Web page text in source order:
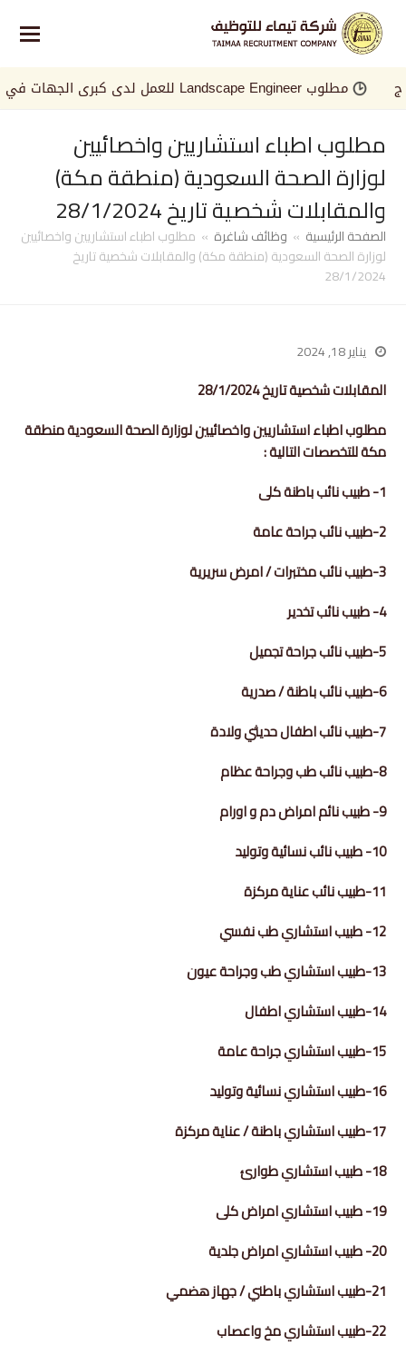
مطلوب Landscape Engineer للعمل لدى كبرى الجهات في الخليج
مطلوب اطباء استشاريين واخصائيين
لوزارة الصحة السعودية (منطقة مكة)
والمقابلات شخصية تاريخ 28/1/2024
الصفحة الرئيسية » وظائف شاغرة » مطلوب اطباء استشاريين واخصائيين
لوزارة الصحة السعودية (منطقة مكة) والمقابلات شخصية تاريخ
28/1/2024
يناير 18, 2024
المقابلات شخصية تاريخ 28/1/2024
مطلوب اطباء استشاريين واخصائيين لوزارة الصحة السعودية منطقة
مكة للتخصصات التالية :
1- طبيب نائب باطنة كلى
2-طبيب نائب جراحة عامة
3-طبيب نائب مختبرات / امرض سريرية
4- طبيب نائب تخدير
5-طبيب نائب جراحة تجميل
6-طبيب نائب باطنة / صدرية
7-طبيب نائب اطفال حديثي ولادة
8-طبيب نائب طب وجراحة عظام
9- طبيب نائم امراض دم و اورام
10- طبيب نائب نسائية وتوليد
11-طبيب نائب عناية مركزة
12- طبيب استشاري طب نفسي
13-طبيب استشاري طب وجراحة عيون
14-طبيب استشاري اطفال
15-طبيب استشاري جراحة عامة
16-طبيب استشاري نسائية وتوليد
17-طبيب استشاري باطنة / عناية مركزة
18- طبيب استشاري طوارئ
19- طبيب استشاري امراض كلى
20- طبيب استشاري امراض جلدية
21-طبيب استشاري باطني / جهاز هضمي
22-طبيب استشاري مخ واعصاب